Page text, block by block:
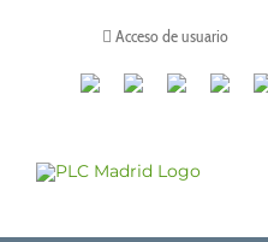
Acceso de usuario
CanalesLinkedinYoutube